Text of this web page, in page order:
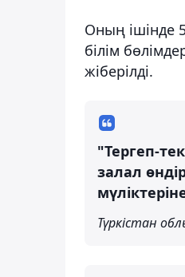
Оның ішінде
білім
жіберілді.
"Тергеп-
залал
Түркістан